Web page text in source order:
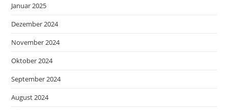
Januar 2025
Dezember 2024
November 2024
Oktober 2024
September 2024
August 2024